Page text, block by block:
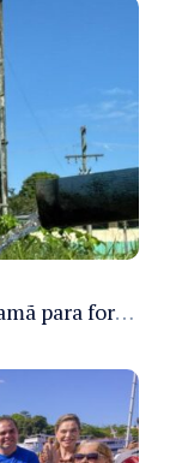
Cosama inicia força-tarefa em Anamã para fortalecer abastecimento de água e segurança hídrica da população